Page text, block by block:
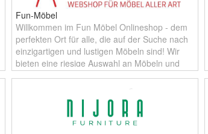
Fun-Möbel
Willkommen im Fun Möbel Onlineshop - dem
perfekten Ort für alle, die auf der Suche nach
einzigartigen und lustigen Möbeln sind! Wir
bieten eine riesige Auswahl an Möbeln und
Accessoires, die deinem Zu